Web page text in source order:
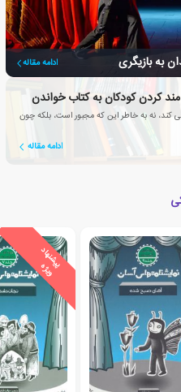
به بازیگری ادامه مقاله
مند کردن کودکان به کتاب خواندن
کند، نه به خاطر این که مجبور است، بلکه چون
ادامه مقاله
پ
ی
ش
ن
ه
ا
د
و
ی
ژ
ه